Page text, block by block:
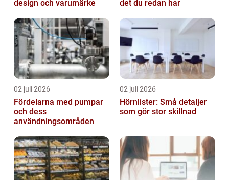
design och varumärke
det du redan har
02 juli 2026
Fördelarna med pumpar
och dess
användningsområden
02 juli 2026
Hörnlister: Små detaljer
som gör stor skillnad